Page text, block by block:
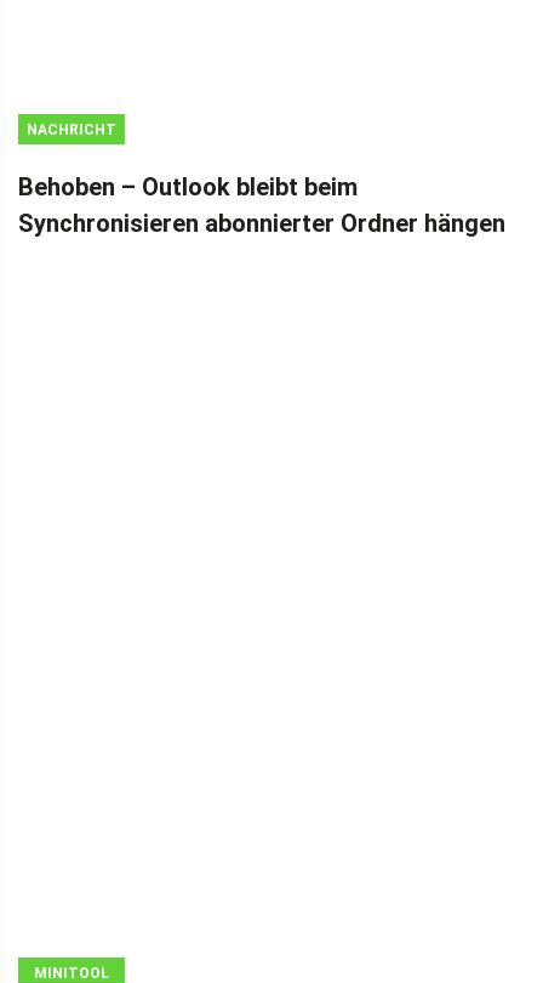
NACHRICHT
Behoben – Outlook bleibt beim
Synchronisieren abonnierter Ordner hängen
MINITOOL